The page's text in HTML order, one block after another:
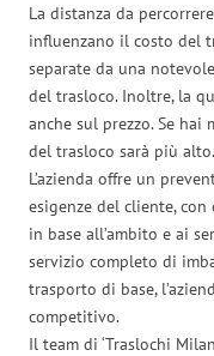
La distanza da
influenzano il costo del
separate da una
del trasloco. Inoltre, la
anche sul prezzo. Se
del trasloco sarà più alto.
L’azienda offre un
esigenze del cliente,
in base all’ambito e ai
servizio completo di
trasporto di base,
competitivo.
Il team di ‘Traslochi